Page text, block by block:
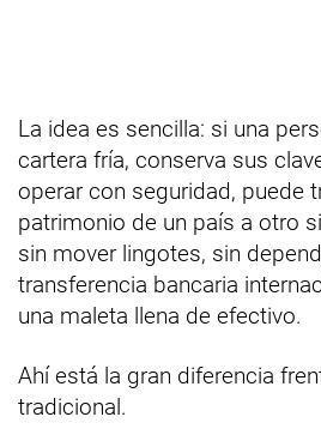
La idea es sencilla: si una
cartera fría, conserva sus
operar con seguridad, puede
patrimonio de un país a otro
sin mover lingotes, sin
transferencia bancaria
una maleta llena de efectivo.
Ahí está la gran diferencia
tradicional.